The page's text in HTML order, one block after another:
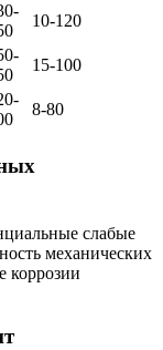
10-120
15-100
8-80
слабые
механических
коррозии